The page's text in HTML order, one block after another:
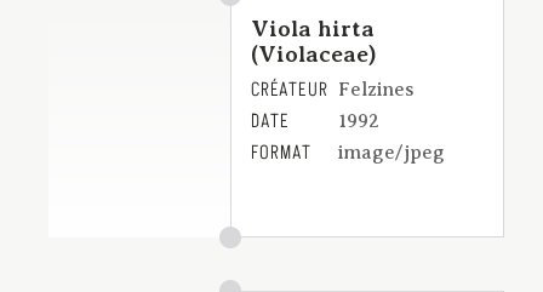
Viola hirta
(Violaceae)
CRÉATEUR Felzines
DATE 1992
FORMAT image/jpeg